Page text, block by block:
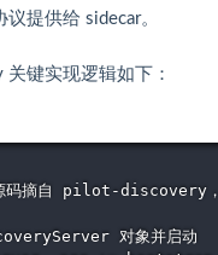
议提供给 sidecar。
关键实现逻辑如下：
码摘自 pilot-discovery，
对象并启动